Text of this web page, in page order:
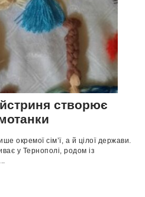
створює
окремої сім’ї, а й цілої держави.
у Тернополі, родом із